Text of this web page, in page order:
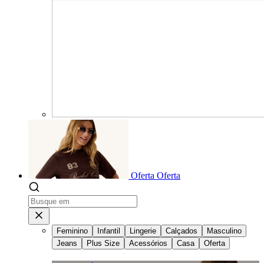
Oferta Oferta
Feminino Infantil Lingerie Calçados
Masculino
Jeans
Plus Size Acessórios Casa Oferta